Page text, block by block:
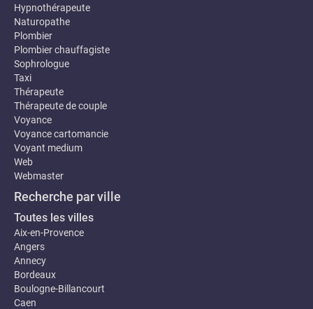
Hypnothérapeute
Naturopathe
Plombier
Plombier chauffagiste
Sophrologue
Taxi
Thérapeute
Thérapeute de couple
Voyance
Voyance cartomancie
Voyant medium
Web
Webmaster
Recherche par ville
Toutes les villes
Aix-en-Provence
Angers
Annecy
Bordeaux
Boulogne-Billancourt
Caen